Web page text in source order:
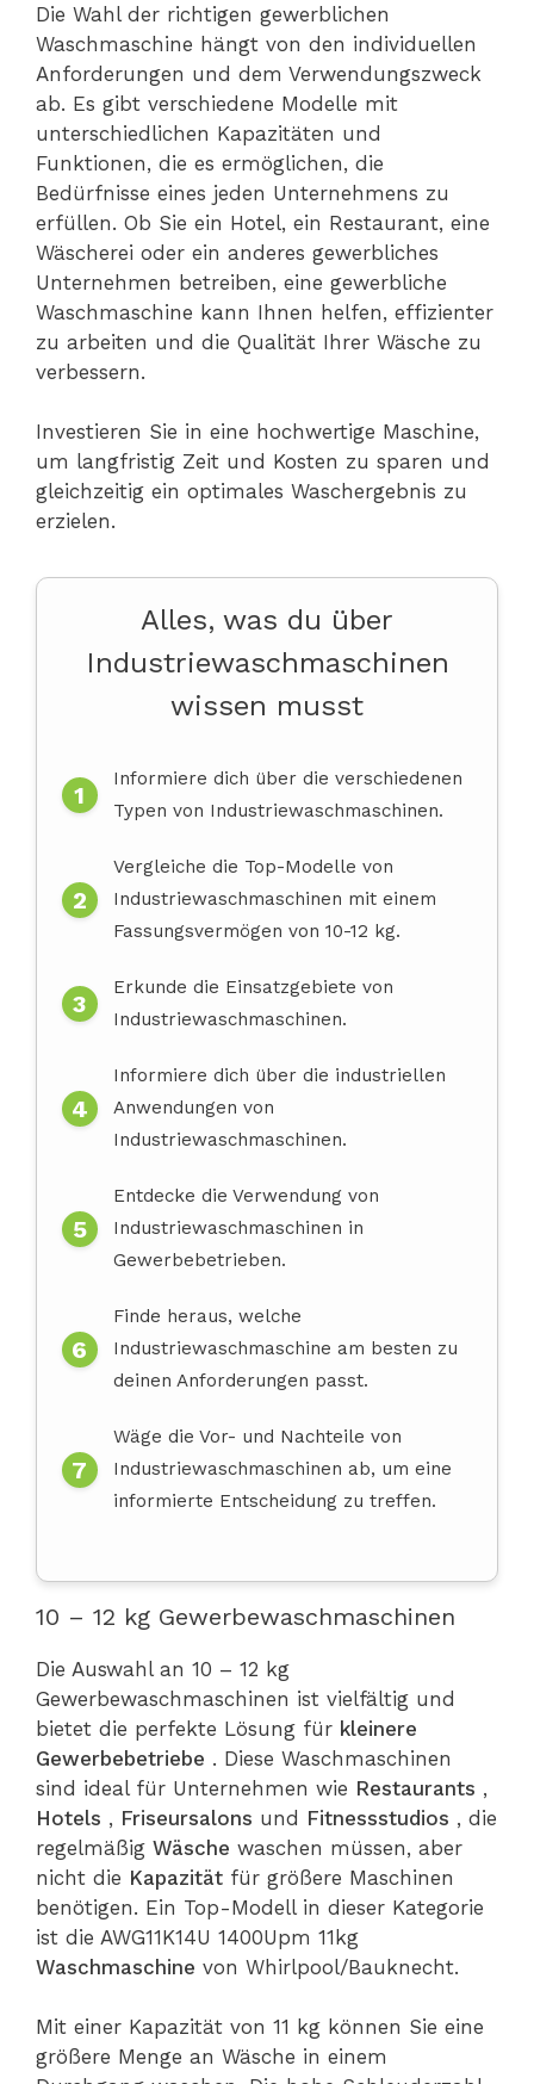
Die Wahl der richtigen gewerblichen
Waschmaschine hängt von den individuellen
Anforderungen und dem Verwendungszweck
ab. Es gibt verschiedene Modelle mit
unterschiedlichen Kapazitäten und
Funktionen, die es ermöglichen, die
Bedürfnisse eines jeden Unternehmens zu
erfüllen. Ob Sie ein Hotel, ein Restaurant, eine
Wäscherei oder ein anderes gewerbliches
Unternehmen betreiben, eine gewerbliche
Waschmaschine kann Ihnen helfen, effizienter
zu arbeiten und die Qualität Ihrer Wäsche zu
verbessern.
Investieren Sie in eine hochwertige Maschine,
um langfristig Zeit und Kosten zu sparen und
gleichzeitig ein optimales Waschergebnis zu
erzielen.
Alles, was du über
Industriewaschmaschinen
wissen musst
Informiere dich über die verschiedenen
Typen von Industriewaschmaschinen.
Vergleiche die Top-Modelle von
Industriewaschmaschinen mit einem
Fassungsvermögen von 10-12 kg.
Erkunde die Einsatzgebiete von
Industriewaschmaschinen.
Informiere dich über die industriellen
Anwendungen von
Industriewaschmaschinen.
Entdecke die Verwendung von
Industriewaschmaschinen in
Gewerbebetrieben.
Finde heraus, welche
Industriewaschmaschine am besten zu
deinen Anforderungen passt.
Wäge die Vor- und Nachteile von
Industriewaschmaschinen ab, um eine
informierte Entscheidung zu treffen.
10 – 12 kg Gewerbewaschmaschinen
Die Auswahl an 10 – 12 kg
Gewerbewaschmaschinen ist vielfältig und
bietet die perfekte Lösung für kleinere
Gewerbebetriebe . Diese Waschmaschinen
sind ideal für Unternehmen wie Restaurants ,
Hotels , Friseursalons und Fitnessstudios , die
regelmäßig Wäsche waschen müssen, aber
nicht die Kapazität für größere Maschinen
benötigen. Ein Top-Modell in dieser Kategorie
ist die AWG11K14U 1400Upm 11kg
Waschmaschine von Whirlpool/Bauknecht.
Mit einer Kapazität von 11 kg können Sie eine
größere Menge an Wäsche in einem